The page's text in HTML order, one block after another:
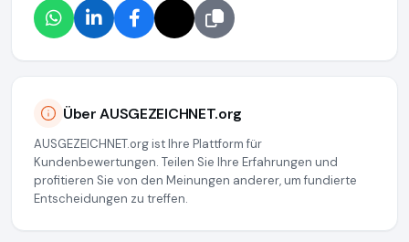
Über AUSGEZEICHNET.org
AUSGEZEICHNET.org ist Ihre Plattform für
Kundenbewertungen. Teilen Sie Ihre Erfahrungen und
profitieren Sie von den Meinungen anderer, um fundierte
Entscheidungen zu treffen.